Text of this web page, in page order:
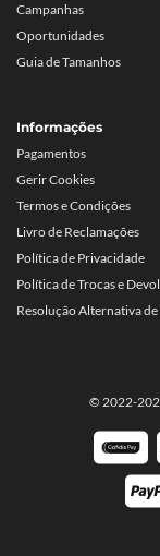
Campanhas
Oportunidades
Guia de Tamanhos
Informações
Pagamentos
Gerir Cookies
Termos e Condições
Livro de Reclamações
Política de Privacidade
Política de Trocas e
Resolução Alternativa
© 2022-